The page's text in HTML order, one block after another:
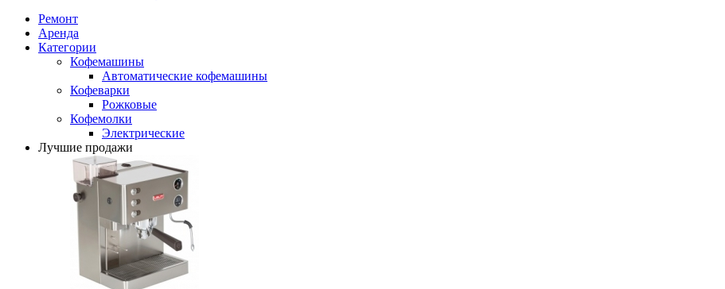
Ремонт
Аренда
Категории
Кофемашины
Автоматические кофемашины
Кофеварки
Рожковые
Кофемолки
Электрические
Лучшие продажи